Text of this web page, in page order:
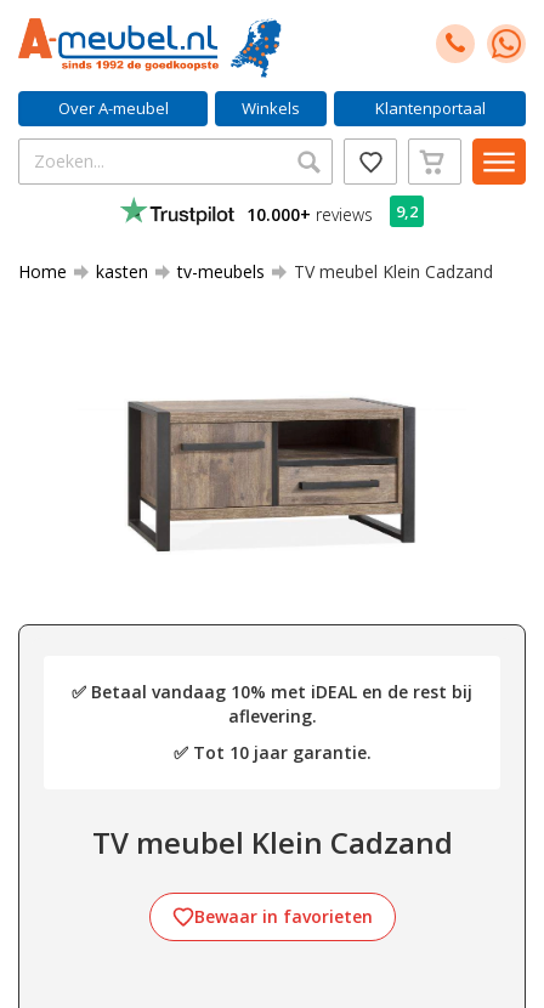
Over A-meubel Winkels Klantenportaal
10.000+ reviews 9,2
Home kasten tv-meubels TV meubel Klein Cadzand
✅ Betaal vandaag 10% met iDEAL en de rest bij
aflevering.
✅ Tot 10 jaar garantie.
TV meubel Klein Cadzand
Bewaar in favorieten